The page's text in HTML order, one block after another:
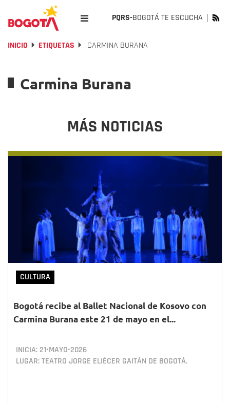
PQRS-BOGOTÁ TE ESCUCHA
INICIO ETIQUETAS CARMINA BURANA
Carmina Burana
MÁS NOTICIAS
CULTURA
Bogotá recibe al Ballet Nacional de Kosovo con
Carmina Burana este 21 de mayo en el...
INICIA: 21•MAYO•2026
LUGAR: TEATRO JORGE ELIÉCER GAITÁN DE BOGOTÁ.